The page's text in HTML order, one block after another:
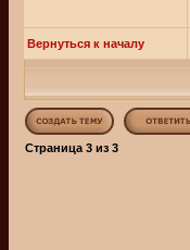
Вернуться к началу
Страница 3 из 3